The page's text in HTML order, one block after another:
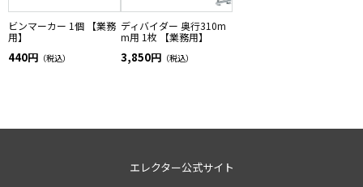
ビンマーカー 1個 【業務
用】
440円 （税込）
ディバイダー 奥行310m
m用 1枚 【業務用】
3,850円（税込）
エレクター公式サイト